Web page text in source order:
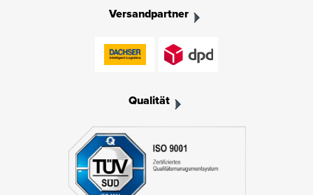
Versandpartner
Qualität